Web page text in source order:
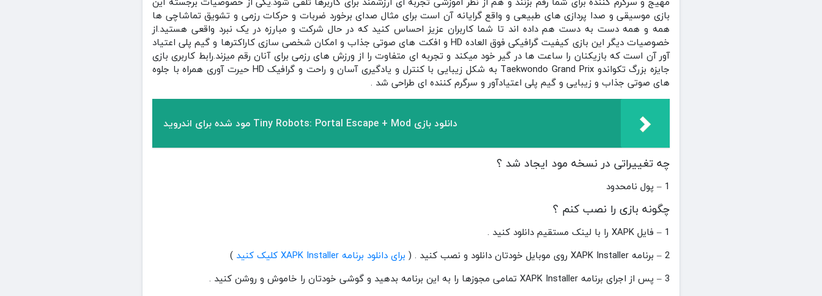
بازی موسیقی و صدا پردازی های طبیعی و واقع گرایانه آن است برای مثال صدای برخورد ضربات و حرکات رزمی و تشویق تماشاچی ها
همه و همه دست به دست هم داده اند تا شما کاربران عزیز احساس کنید که در حال شرکت و مبارزه در یک نبرد واقعی هستید.از
خصوصیات دیگر این بازی کیفیت گرافیکی فوق العاده HD و افکت های صوتی جذاب و امکان شخصی سازی کاراکترها و گیم پلی اعتیاد
آور آن است که بازیکنان را ساعت ها در گیر خود میکند و تجربه ای متفاوت را از ورزش های رزمی برای آنان رقم میزند.رابط کاربری بازی
جایزه بزرگ تکواندو Taekwondo Grand Prix به شکل زیبایی با کنترل و یادگیری آسان و راحت و گرافیک HD حیرت آوری همراه با جلوه
های صوتی جذاب و زیبایی و گیم پلی اعتیادآور و سرگرم کننده ای طراحی شد .
دانلود بازی Tiny Robots: Portal Escape + Mod مود شده برای اندروید
چه تغییراتی در نسخه مود ایجاد شد ؟
1 – پول نامحدود
چگونه بازی را نصب کنم ؟
1 – فایل XAPK را با لینک مستقیم دانلود کنید .
2 – برنامه XAPK Installer روی موبایل خودتان دانلود و نصب کنید . (
برای دانلود برنامه XAPK Installer کلیک کنید
)
3 – پس از اجرای برنامه XAPK Installer تمامی مجوزها را به این برنامه بدهید و گوشی خودتان را خاموش و روشن کنید .